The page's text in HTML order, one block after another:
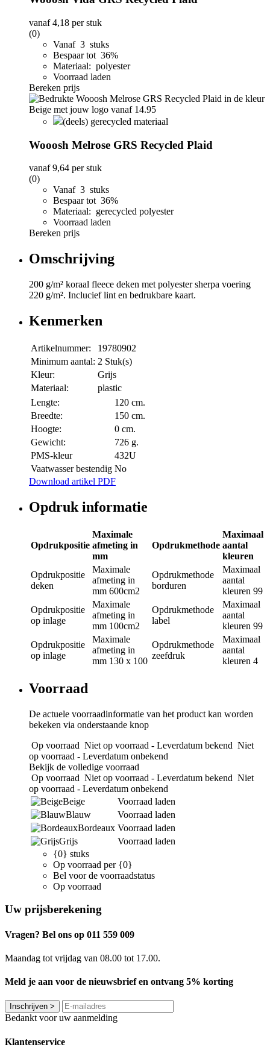
vanaf4,18 per stuk
(0)
Vanaf 3 stuks
Bespaar tot 36%
Materiaal: polyester
Voorraad laden
Bereken prijs
(deels) gerecycled materiaal
Wooosh Melrose GRS Recycled Plaid
vanaf9,64 per stuk
(0)
Vanaf 3 stuks
Bespaar tot 36%
Materiaal: gerecycled polyester
Voorraad laden
Bereken prijs
Omschrijving
200 g/m² koraal fleece deken met polyester sherpa voering
220 g/m². Inclucief lint en bedrukbare kaart.
Kenmerken
Artikelnummer:
19780902
Minimum aantal: 2 Stuk(s)
Kleur:
Grijs
Materiaal:
plastic
Lengte:
120 cm.
Breedte:
150 cm.
Hoogte:
0 cm.
Gewicht:
726 g.
PMS-kleur
432U
Vaatwasser bestendig No
Download artikel PDF
Opdruk informatie
Opdrukpositie
Maximale
afmeting in
mm
Opdrukmethode
Maximaal
aantal
kleuren
Opdrukpositie
deken
Maximale
afmeting in
mm 600cm2
Opdrukmethode
borduren
Maximaal
aantal
kleuren 99
Opdrukpositie
op inlage
Maximale
afmeting in
mm 100cm2
Opdrukmethode
label
Maximaal
aantal
kleuren 99
Opdrukpositie
op inlage
Maximale
afmeting in
mm 130 x 100
Opdrukmethode
zeefdruk
Maximaal
aantal
kleuren 4
Voorraad
De actuele voorraadinformatie van het product kan worden
bekeken via onderstaande knop
Op voorraad Niet op voorraad - Leverdatum bekend Niet
op voorraad - Leverdatum onbekend
Bekijk de volledige voorraad
Op voorraad Niet op voorraad - Leverdatum bekend Niet
op voorraad - Leverdatum onbekend
Beige
Voorraad laden
Blauw
Voorraad laden
Bordeaux Voorraad laden
Grijs
Voorraad laden
{0} stuks
Op voorraad per {0}
Bel voor de voorraadstatus
Op voorraad
Uw prijsberekening
Vragen? Bel ons op 011 559 009
Maandag tot vrijdag van 08.00 tot 17.00.
Meld je aan voor de nieuwsbrief en ontvang 5% korting
Inschrijven >
Bedankt voor uw aanmelding
Klantenservice